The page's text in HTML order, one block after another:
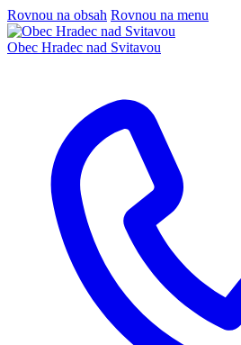
Rovnou na obsah Rovnou na menu
Obec Hradec nad Svitavou